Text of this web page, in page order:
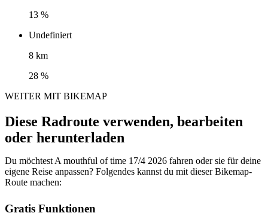
13 %
Undefiniert
8 km
28 %
WEITER MIT BIKEMAP
Diese Radroute verwenden, bearbeiten
oder herunterladen
Du möchtest A mouthful of time 17/4 2026 fahren oder sie für deine
eigene Reise anpassen? Folgendes kannst du mit dieser Bikemap-
Route machen:
Gratis Funktionen